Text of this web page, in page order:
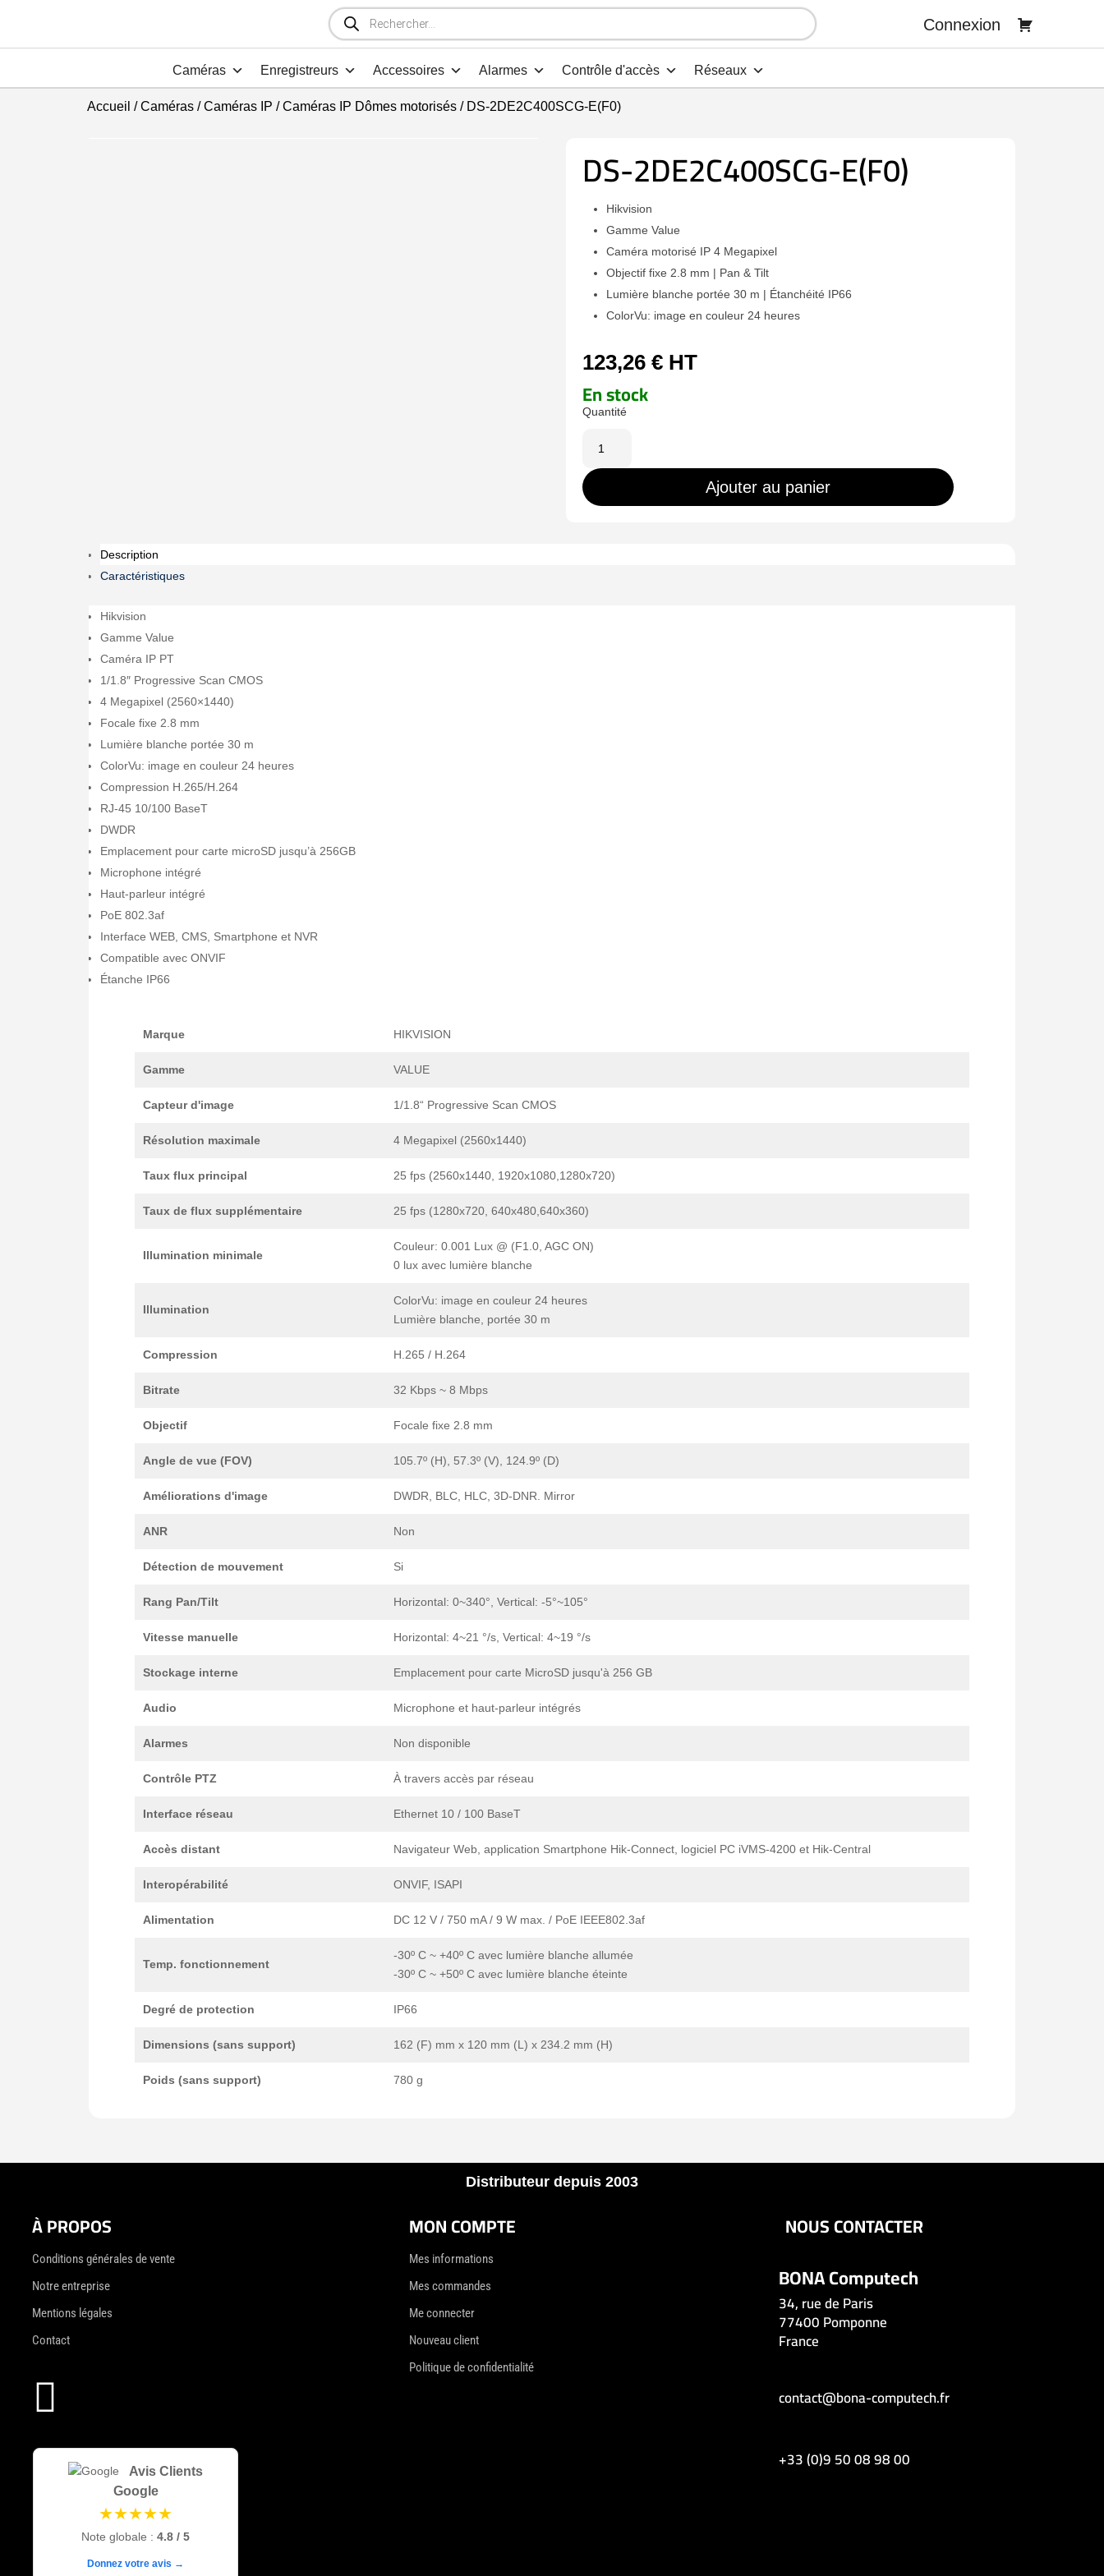
Recherche
de
produits
Connexion
Caméras Enregistreurs Accessoires Alarmes Contrôle d'accès Réseaux
Accueil /Caméras/Caméras IP /Caméras IP Dômes motorisés/ DS-2DE2C400SCG-E(F0)
DS-2DE2C400SCG-E(F0)
Hikvision
Gamme Value
Caméra motorisé IP 4 Megapixel
Objectif fixe 2.8 mm | Pan & Tilt
Lumière blanche portée 30 m | Étanchéité IP66
ColorVu: image en couleur 24 heures
123,26 € HT
En stock
DS-
2DE2C400SCG-
Ajouter au panier
Description
Caractéristiques
Hikvision
Gamme Value
Caméra IP PT
1/1.8″ Progressive Scan CMOS
4 Megapixel (2560×1440)
Focale fixe 2.8 mm
Lumière blanche portée 30 m
ColorVu: image en couleur 24 heures
Compression H.265/H.264
RJ-45 10/100 BaseT
DWDR
Emplacement pour carte microSD jusqu’à 256GB
Microphone intégré
Haut-parleur intégré
PoE 802.3af
Interface WEB, CMS, Smartphone et NVR
Compatible avec ONVIF
Étanche IP66
Marque HIKVISION
Gamme VALUE
Capteur d'image 1/1.8“ Progressive Scan CMOS
Résolution maximale 4 Megapixel (2560x1440)
Taux flux principal 25 fps (2560x1440, 1920x1080,1280x720)
Taux de flux supplémentaire 25 fps (1280x720, 640x480,640x360)
Illumination minimale
Couleur: 0.001 Lux @ (F1.0, AGC ON)
0 lux avec lumière blanche
Illumination
ColorVu: image en couleur 24 heures
Lumière blanche, portée 30 m
Compression H.265 / H.264
Bitrate 32 Kbps ~ 8 Mbps
Objectif Focale fixe 2.8 mm
Angle de vue (FOV) 105.7º (H), 57.3º (V), 124.9º (D)
Améliorations d'image DWDR, BLC, HLC, 3D-DNR. Mirror
ANR Non
Détection de mouvement Si
Rang Pan/Tilt Horizontal: 0~340°, Vertical: -5°~105°
Vitesse manuelle Horizontal: 4~21 °/s, Vertical: 4~19 °/s
Stockage interne Emplacement pour carte MicroSD jusqu'à 256 GB
Audio Microphone et haut-parleur intégrés
Alarmes Non disponible
Contrôle PTZ À travers accès par réseau
Interface réseau Ethernet 10 / 100 BaseT
Accès distant Navigateur Web, application Smartphone Hik-Connect, logiciel PC iVMS-4200 et Hik-Central
Interopérabilité ONVIF, ISAPI
Alimentation DC 12 V / 750 mA / 9 W max. / PoE IEEE802.3af
Temp. fonctionnement
-30º C ~ +40º C avec lumière blanche allumée
-30º C ~ +50º C avec lumière blanche éteinte
Degré de protection IP66
Dimensions (sans support) 162 (F) mm x 120 mm (L) x 234.2 mm (H)
Poids (sans support) 780 g
Distributeur depuis 2003
À PROPOS
Conditions générales de vente
Notre entreprise
Mentions légales
Contact

Avis Clients
Google
★★★★★
Note globale : 4.8 / 5
Donnez votre avis →
MON COMPTE
Mes informations
Mes commandes
Me connecter
Nouveau client
Politique de confidentialité
NOUS CONTACTER
BONA Computech
34, rue de Paris
77400 Pomponne
France
contact@bona-computech.fr
+33 (0)9 50 08 98 00